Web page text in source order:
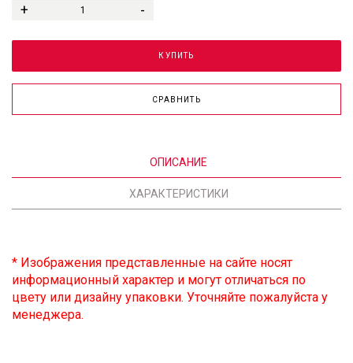
+ -
КУПИТЬ
СРАВНИТЬ
ОПИСАНИЕ
ХАРАКТЕРИСТИКИ
* Изображения представленные на сайте носят
информационный характер и могут отличаться по
цвету или дизайну упаковки. Уточняйте пожалуйста у
менеджера.